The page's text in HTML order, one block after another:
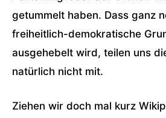
getummelt haben. Dass ganz
freiheitlich-demokratische
ausgehebelt wird, teilen uns
natürlich nicht mit.
Ziehen wir doch mal kurz